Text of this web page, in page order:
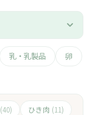
乳・乳製品
卵
(40) ひき肉 (11)